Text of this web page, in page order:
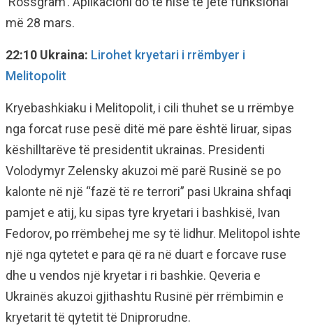
më 28 mars.
22:10 Ukraina: Lirohet kryetari i rrëmbyer i
Melitopolit
Kryebashkiaku i Melitopolit, i cili thuhet se u rrëmbye
nga forcat ruse pesë ditë më pare është liruar, sipas
këshilltarëve të presidentit ukrainas. Presidenti
Volodymyr Zelensky akuzoi më parë Rusinë se po
kalonte në një “fazë të re terrori” pasi Ukraina shfaqi
pamjet e atij, ku sipas tyre kryetari i bashkisë, Ivan
Fedorov, po rrëmbehej me sy të lidhur. Melitopol ishte
një nga qytetet e para që ra në duart e forcave ruse
dhe u vendos një kryetar i ri bashkie. Qeveria e
Ukrainës akuzoi gjithashtu Rusinë për rrëmbimin e
kryetarit të qytetit të Dniprorudne.